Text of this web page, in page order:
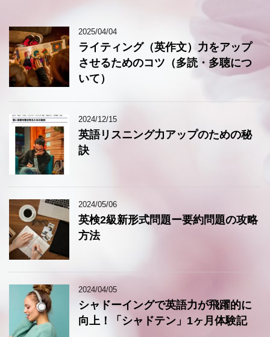
2025/04/04
ライティング（英作文）力をアップ
させるためのコツ（多読・多聴につ
いて）
2024/12/15
英語リスニング力アップのための秘
訣
2024/05/06
英検2級新形式問題ー要約問題の攻略
方法
2024/04/05
シャドーイングで英語力が飛躍的に
向上！「シャドテン」1ヶ月体験記